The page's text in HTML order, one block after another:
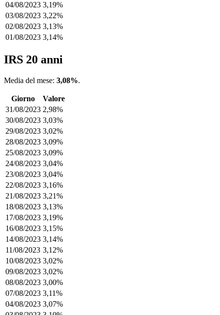
04/08/2023 3,19%
03/08/2023 3,22%
02/08/2023 3,13%
01/08/2023 3,14%
IRS 20 anni
Media del mese: 3,08%.
Giorno
Valore
31/08/2023 2,98%
30/08/2023 3,03%
29/08/2023 3,02%
28/08/2023 3,09%
25/08/2023 3,09%
24/08/2023 3,04%
23/08/2023 3,04%
22/08/2023 3,16%
21/08/2023 3,21%
18/08/2023 3,13%
17/08/2023 3,19%
16/08/2023 3,15%
14/08/2023 3,14%
11/08/2023 3,12%
10/08/2023 3,02%
09/08/2023 3,02%
08/08/2023 3,00%
07/08/2023 3,11%
04/08/2023 3,07%